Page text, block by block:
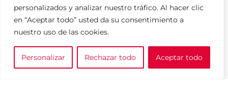
personalizados y analizar nuestro tráfico. Al hacer clic
en “Aceptar todo” usted da su consentimiento a
nuestro uso de las cookies.
Personalizar Rechazar todo Aceptar todo
FAQ
Contacto
Noticias
0